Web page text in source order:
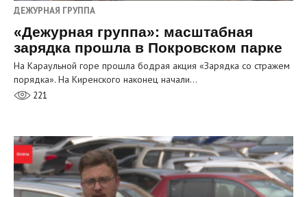
ДЕЖУРНАЯ ГРУППА
«Дежурная группа»: масштабная
зарядка прошла в Покровском парке
На Караульной горе прошла бодрая акция «Зарядка со стражем
порядка». На Киренского наконец начали…
221